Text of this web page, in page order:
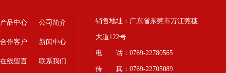
产品中心 公司简介
合作客户 新闻中心
在线留言 联系我们
销售地址：广东省东莞市万江莞穗
大道122号
电 话：0769-22780565
传 真：0769-22705089